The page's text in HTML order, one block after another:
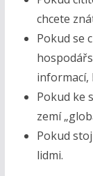
chcete
Pokud se
informací,
Pokud ke
zemí
Pokud
lidmi.